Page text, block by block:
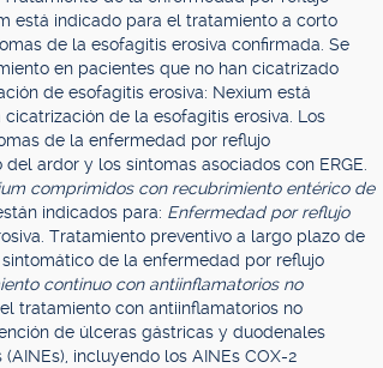
está indicado para el tratamiento a corto
de la esofagitis erosiva confirmada. Se
en pacientes que no han cicatrizado
de esofagitis erosiva: Nexium está
de la esofagitis erosiva. Los
de la enfermedad por reflujo
ardor y los síntomas asociados con ERGE.
comprimidos con recubrimiento entérico de
indicados para: Enfermedad por reflujo
Tratamiento preventivo a largo plazo de
de la enfermedad por reflujo
continuo con antiinflamatorios no
tratamiento con antiinflamatorios no
de úlceras gástricas y duodenales
incluyendo los AINEs COX-2